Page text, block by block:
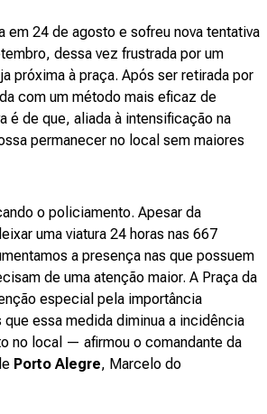
em 24 de agosto e sofreu nova tentativa
dessa vez frustrada por um
próxima à praça. Após ser retirada por
com um método mais eficaz de
é de que, aliada à intensificação na
permanecer no local sem maiores
o policiamento. Apesar da
uma viatura 24 horas nas 667
a presença nas que possuem
de uma atenção maior. A Praça da
especial pela importância
que essa medida diminua a incidência
no local — afirmou o comandante da
Porto Alegre, Marcelo do